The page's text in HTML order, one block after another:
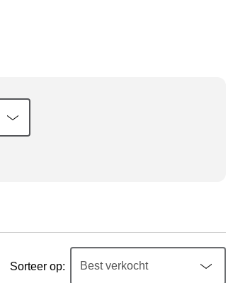
Sorteer op: